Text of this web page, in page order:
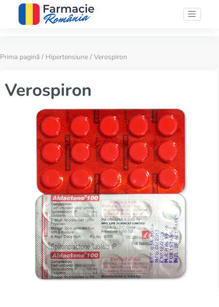
Prima pagină / Hipertensiune / Verospiron
Verospiron